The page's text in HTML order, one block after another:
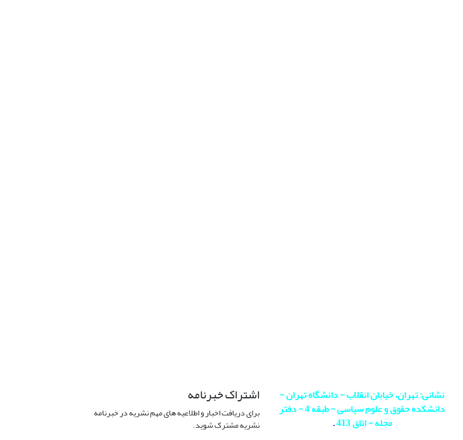
نشانی: تهران، خیابان انقلاب - دانشگاه تهران -
دانشکده حقوق و علوم سیاسی - طبقه 4 - دفتر
مجله - اتاق 413
.
اشتراک خبرنامه
برای دریافت اخبار و اطلاعیه های مهم نشریه در خبرنامه
نشریه مشترک شوید.